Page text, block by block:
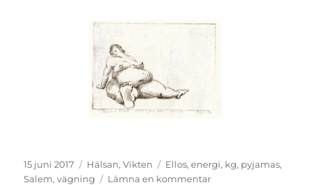
Publicerat
den
15 juni 2017 Kategorier
Hälsan,Vikten Etiketter
Ellos,energi, kg, pyjamas,
Salem,vägning Lämna en kommentartill